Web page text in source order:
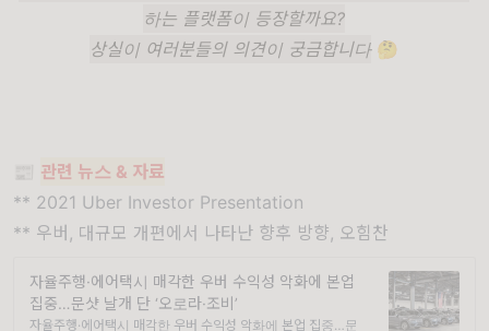
하는 플랫폼이 등장할까요?
상실이 여러분들의 의견이 궁금합니다🤔
📰 관련 뉴스 & 자료
** 2021 Uber Investor Presentation
** 우버, 대규모 개편에서 나타난 향후 방향, 오힘찬
자율주행·에어택시 매각한 우버 수익성 악화에 본업
집중…문샷 날개 단 ‘오로라·조비’
자율주행·에어택시 매각한 우버 수익성 악화에 본업 집중…문